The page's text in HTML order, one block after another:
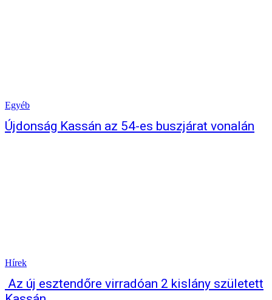
Egyéb
Újdonság Kassán az 54-es buszjárat vonalán
Hírek
Az új esztendőre virradóan 2 kislány született